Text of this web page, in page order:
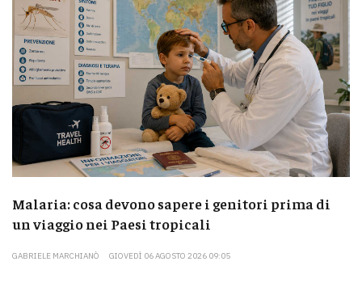
Malaria: cosa devono sapere i genitori prima di
un viaggio nei Paesi tropicali
GABRIELE MARCHIANÒ GIOVEDÌ 06 AGOSTO 2026 09:05